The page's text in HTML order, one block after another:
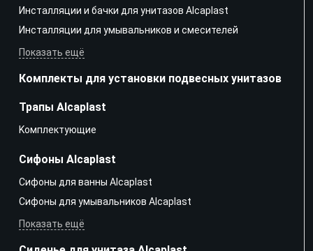
Инсталляции и бачки для унитазов Alcaplast
Инсталляции для умывальников и смесителей
Показать ещё
Комплекты для установки подвесных унитазов
Трапы Alcaplast
Kомплектующие
Сифоны Alcaplast
Сифоны для ванны Alcaplast
Сифоны для умывальников Alcaplast
Показать ещё